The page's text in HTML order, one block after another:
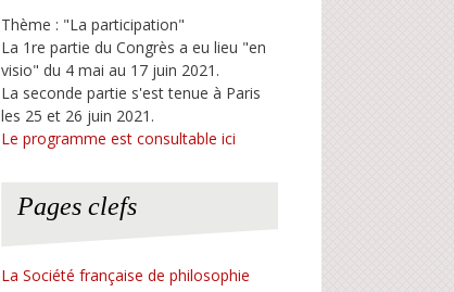
Thème : "La participation"
La 1re partie du Congrès a eu lieu "en
visio" du 4 mai au 17 juin 2021.
La seconde partie s'est tenue à Paris
les 25 et 26 juin 2021.
Le programme est consultable ici
Pages clefs
La Société française de philosophie